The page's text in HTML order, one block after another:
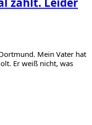
Mein Vater hat
Er weiß nicht, was